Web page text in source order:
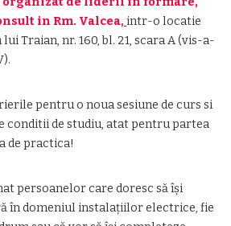
in Rm. Valcea, intr-o locatie
Traian, nr. 160, bl. 21, scara A (vis-a-
pentru o noua sesiune de curs si
conditii de studiu, atat pentru partea
de practica!
persoanelor care doresc să își
în domeniul instalațiilor electrice, fie